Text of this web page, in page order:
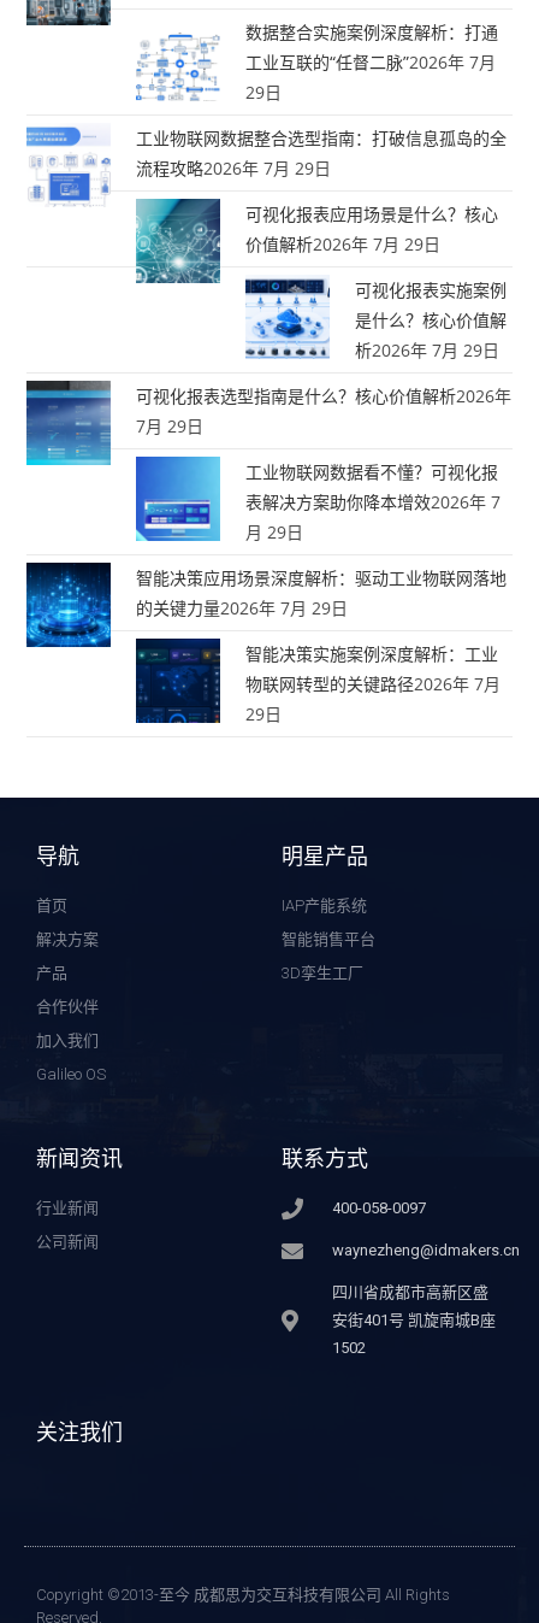
数据整合实施案例深度解析：打通
工业互联的“任督二脉”2026年 7月
29日
工业物联网数据整合选型指南：打破信息孤岛的全
流程攻略2026年 7月 29日
可视化报表应用场景是什么？核心
价值解析2026年 7月 29日
可视化报表实施案例
是什么？核心价值解
析2026年 7月 29日
可视化报表选型指南是什么？核心价值解析2026年
7月 29日
工业物联网数据看不懂？可视化报
表解决方案助你降本增效2026年 7
月 29日
智能决策应用场景深度解析：驱动工业物联网落地
的关键力量2026年 7月 29日
智能决策实施案例深度解析：工业
物联网转型的关键路径2026年 7月
29日
导航
首页
解决方案
产品
合作伙伴
加入我们
Galileo OS
明星产品
IAP产能系统
智能销售平台
3D孪生工厂
新闻资讯
行业新闻
公司新闻
联系方式
400-058-0097
waynezheng@idmakers.cn
四川省成都市高新区盛
安街401号 凯旋南城B座
1502
关注我们
Copyright ©2013-至今 成都思为交互科技有限公司 All Rights
Reserved.